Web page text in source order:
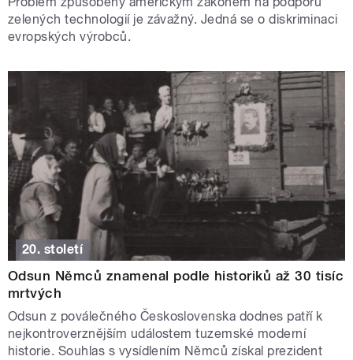
zelených technologií je závažný. Jedná se o diskriminaci
evropských výrobců.
20. století
Odsun Němců znamenal podle historiků až 30 tisíc
mrtvých
Odsun z poválečného Československa dodnes patří k
nejkontroverznějším událostem tuzemské moderní
historie. Souhlas s vysídlením Němců získal prezident